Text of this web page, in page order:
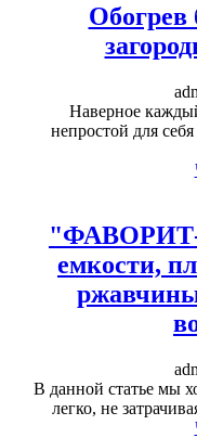
Обогрев
Наверное
непростой для
"ФАВОРИТ-
емкости,
В данной статье мы
легко, не